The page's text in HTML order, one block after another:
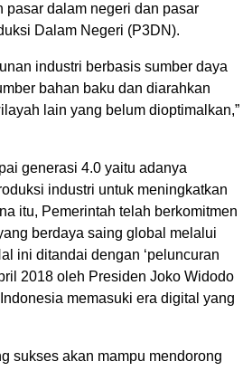
pasar dalam negeri dan pasar
Dalam Negeri (P3DN).
industri berbasis sumber daya
bahan baku dan diarahkan
lain yang belum dioptimalkan,”
generasi 4.0 yaitu adanya
industri untuk meningkatkan
itu, Pemerintah telah berkomitmen
berdaya saing global melalui
ini ditandai dengan ‘peluncuran
2018 oleh Presiden Joko Widodo
memasuki era digital yang
sukses akan mampu mendorong